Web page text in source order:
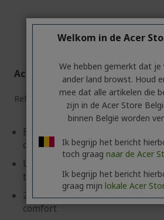
Acer Over-Ear Headset
Ref. GP.HDS11.01N
Eenvoudig en comfortabel
omnidirectionele microfoon
USB A-connector met
technologie
2 m lange kabel voor
comfort
Welkom in de Acer
We hebben gemerkt dat je
ander land browst. Houd
mee dat alle artikelen die
zijn in de Acer Store
binnen België worden
Ik begrijp het bericht
toch graag naar de Acer
Ik begrijp het bericht
graag mijn lokale Acer